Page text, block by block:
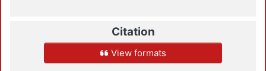
Citation
View formats